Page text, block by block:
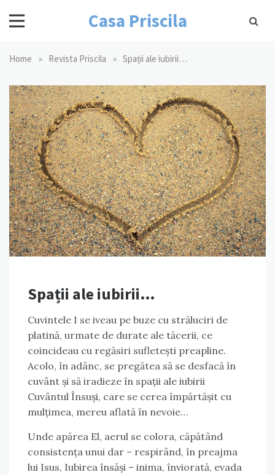
content
Casa Priscila
Home » Revista Priscila » Spații ale iubirii…
Spații ale iubirii…
Cuvintele I se iveau pe buze cu străluciri de
platină, urmate de durate ale tăcerii, ce
coincideau cu regăsiri sufletești preapline.
Acolo, în adânc, se pregătea să se desfacă în
cuvânt și să iradieze în spații ale iubirii
Cuvântul Însuși, care se cerea împărtășit cu
mulțimea, mereu aflată în nevoie…
Unde apărea El, aerul se colora, căpătând
consistența unui dar – respirând, în preajma
lui Isus, Iubirea însăși – inima, înviorată, evada